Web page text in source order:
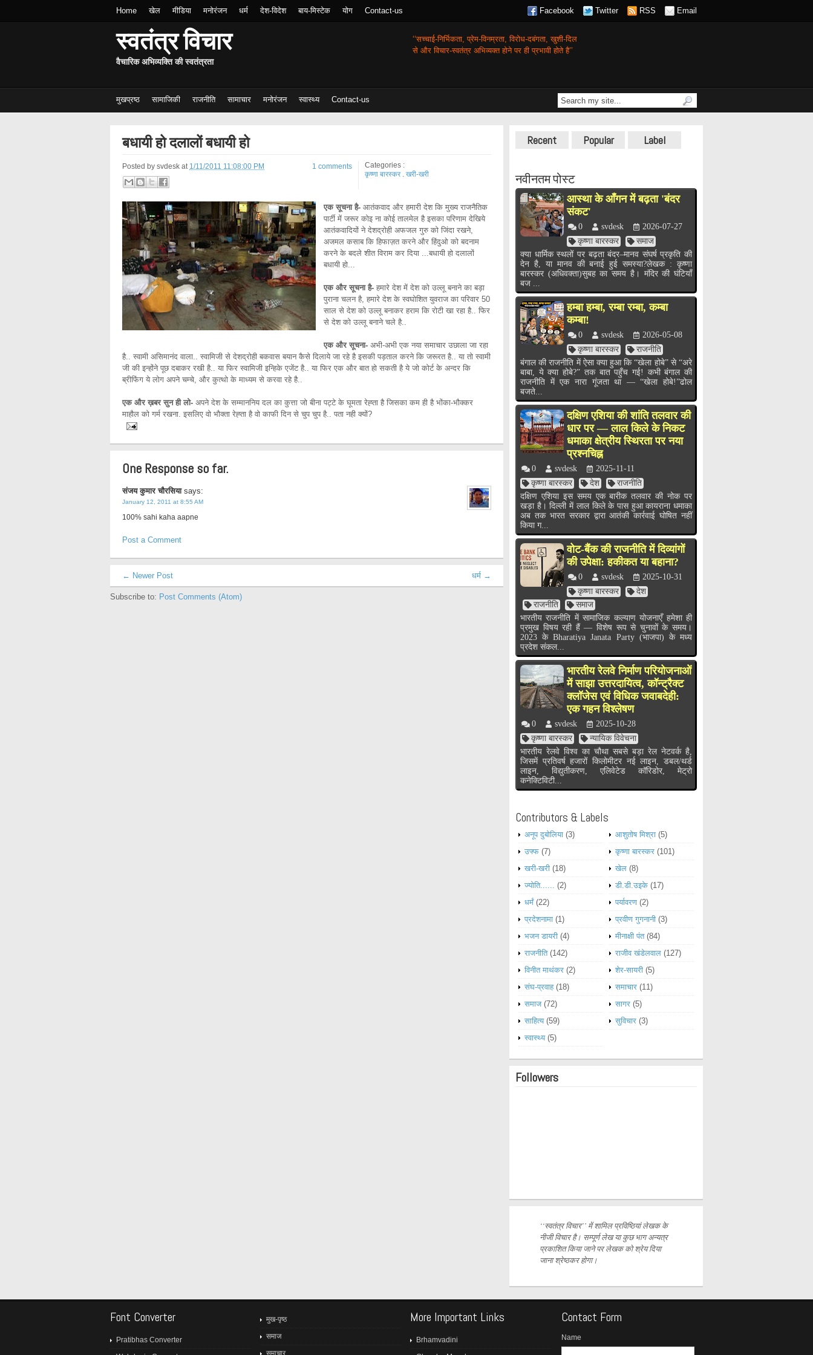
Home खेल मीडिया मनोरंजन धर्म देश-विदेश बाय-मिस्टेक योग Contact-us Facebook Twitter RSS Email
स्वतंत्र विचार
वैचारिक अभिव्यक्ति की स्वतंत्रता
‘‘सच्चाई-निर्भिकता, प्रेम-विनम्रता, विरोध-दबंगता,खुशी-दिल
से और विचार-स्वतंत्र अभिव्यक्त होने पर ही प्रभावी होते है’’
मुखप्रष्ठ सामाजिकी राजनीति सामाचार मनोरंजन स्वास्थ्य Contact-us
बधायी हो दलालों बधायी हो
Posted by svdesk at 1/11/2011 11:08:00 PM 1 comments
Categories :
कृष्णा बारस्कर. खरी-खरी
एक सूचना है- आतंकवाद और हमारी देश कि मुख्य राजनैतिक
पार्टी में जरूर कोइ ना कोई तालमेल है इसका परिणाम देखिये
आतंकवादियों ने देशद्रोही अफजल गुरु को जिंदा रखने,
अजमल कसाब कि हिफाज़त करने और हिंदुओ को बदनाम
करने के बदले शीत विराम कर दिया ...बधायी हो दलालों
बधायी हो...
एक और सूचना है- हमारे देश में देश को उल्लू बनाने का बड़ा
पुराना चलन है, हमारे देश के स्वघोशित युवराज का परिवार 50
साल से देश को उल्लू बनाकर हराम कि रोटी खा रहा है.. फिर
से देश को उल्लू बनाने चले है..
एक और सूचना- अभी-अभी एक नया समाचार उछाला जा रहा
है.. स्वामी असिमानंद वाला.. स्वामिजी से देशद्रोही बकवास बयान कैसे दिलाये जा रहे है इसकी पड़ताल करने कि जरूरत है.. या तो स्वामी
जी की इन्होंने पूछ दबाकर रखी है.. या फिर स्वामिजी इन्हिके एजेंट है.. या फिर एक और बात हो सकती है ये जो कोर्ट के अन्दर कि
ब्रीफिंग ये लोग अपने चम्चे, और कुत्थो के माध्यम से करवा रहे है..
एक और ख़बर सुन ही लो- अपने देश के सम्माननिय दल का कुत्ता जो बीना पट्टे के घूमता रेह्ता है जिसका कम ही है भोंका-भौक्कर
माहौल को गर्म रखना. इसलिए वो भौक्ता रेह्ता है वो काफी दिन से चुप चुप है.. पता नही क्यों?
One Response so far.
संजय कुमार चौरसिया says:
January 12, 2011 at 8:55 AM
100% sahi kaha aapne
Post a Comment
← Newer Post धर्म →
Subscribe to: Post Comments (Atom)
Recent Popular Label
नवीनतम पोस्ट
आस्था के आँगन में बढ़ता 'बंदर
संकट'
0 svdesk
2026-07-27
कृष्णा बारस्कर
समाज
क्या धार्मिक स्थलों पर बढ़ता बंदर–मानव संघर्ष प्रकृति की
देन है, या मानव की बनाई हुई समस्या?लेखक : कृष्णा
बारस्कर (अधिवक्ता)सुबह का समय है। मंदिर की घंटियाँ
बज ...
हम्बा हम्बा, रम्बा रम्बा, कम्बा
कम्बा!
0 svdesk
2026-05-08
कृष्णा बारस्कर
राजनीति
बंगाल की राजनीति में ऐसा क्या हुआ कि “खेला होबे” से “अरे
बाबा, ये क्या होबे?” तक बात पहुँच गई! कभी बंगाल की
राजनीति में एक नारा गूंजता था — “खेला होबे!”ढोल
बजते...
दक्षिण एशिया की शांति तलवार की
धार पर — लाल किले के निकट
धमाका क्षेत्रीय स्थिरता पर नया
प्रश्नचिह्न
0 svdesk
2025-11-11
कृष्णा बारस्कर
देश
राजनीति
दक्षिण एशिया इस समय एक बारीक तलवार की नोक पर
खड़ा है। दिल्ली में लाल किले के पास हुआ कायराना धमाका
अब तक भारत सरकार द्वारा आतंकी कार्रवाई घोषित नहीं
किया ग...
वोट-बैंक की राजनीति में दिव्यांगों
की उपेक्षा: हकीकत या बहाना?
0 svdesk
2025-10-31
कृष्णा बारस्कर
देश
राजनीति
समाज
भारतीय राजनीति में सामाजिक कल्याण योजनाएँ हमेशा ही
प्रमुख विषय रही हैं — विशेष रूप से चुनावों के समय।
2023 के Bharatiya Janata Party (भाजपा) के मध्य
प्रदेश संकल...
भारतीय रेलवे निर्माण परियोजनाओं
में साझा उत्तरदायित्व, कॉन्ट्रैक्ट
क्लॉजेस एवं विधिक जवाबदेही:
एक गहन विश्लेषण
0 svdesk
2025-10-28
कृष्णा बारस्कर
न्यायिक विवेचना
भारतीय रेलवे विश्व का चौथा सबसे बड़ा रेल नेटवर्क है,
जिसमें प्रतिवर्ष हजारों किलोमीटर नई लाइन, डबल/थर्ड
लाइन, विद्युतीकरण, एलिवेटेड कॉरिडोर, मेट्रो
कनेक्टिविटी...
Contributors & Labels
अनूप दुबोलिया (3) आशुतोष मिश्रा (5)
उफ्फ (7) कृष्णा बारस्कर (101)
खरी-खरी (18) खेल (8)
ज्योति...... (2) डी.डी.उइके (17)
धर्मं (22) पर्यावरण (2)
प्रदेशनामा (1) प्रवीण गुगनानी (3)
भजन डायरी (4) मीनाक्षी पंत (84)
राजनीति (142) राजीव खंडेलवाल (127)
विनीत माथंकर (2) शेर-सायरी (5)
संघ-प्रवाह (18) समाचार (11)
समाज (72) सागर (5)
साहित्य (59) सुविचार (3)
स्वास्थ्य (5)
Followers
‘‘स्वतंत्र विचार’’ में शामिल प्रविष्ठियां लेखक के
नीजी विचार है। सम्पूर्ण लेख या कुछ भाग अन्यत्र
प्रकाशितकिया जाने पर लेखक को श्रेय दिया
जाना श्रेष्ठकर होगा।
Font Converter
Pratibhas Converter
मुख-पृष्ठ
समाज
समाचार
More Important Links
Brhamvadini
Contact Form
Name